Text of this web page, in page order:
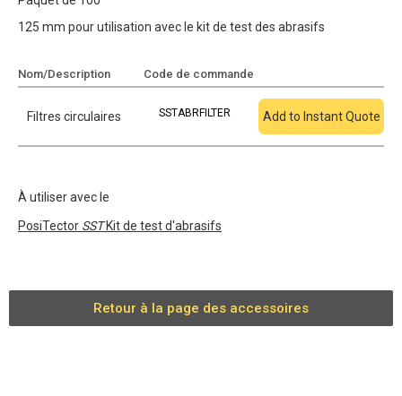
125 mm pour utilisation avec le kit de test des abrasifs
Nom/Description Code de commande
Filtres circulaires SSTABRFILTER Add to Instant Quote
À utiliser avec le
PosiTector SSTKit de test d'abrasifs
Retour à la page des accessoires